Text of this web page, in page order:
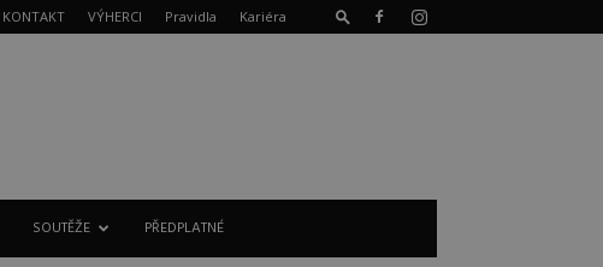
KONTAKT VÝHERCI Pravidla Kariéra
SOUTĚŽE PŘEDPLATNÉ